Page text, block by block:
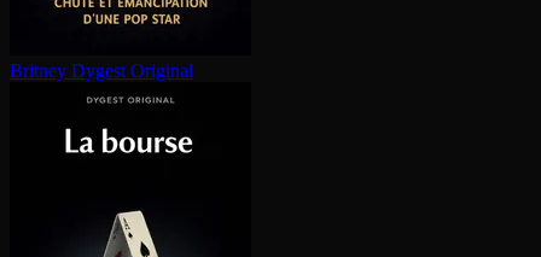
Britney Dygest Original